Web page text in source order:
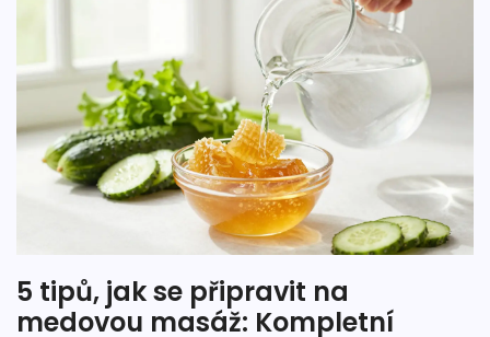
5 tipů, jak se připravit na
medovou masáž: Kompletní